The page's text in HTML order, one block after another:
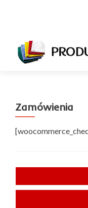
Zamówienia